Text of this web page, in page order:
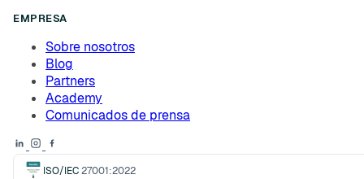
EMPRESA
Sobre nosotros
Blog
Partners
Academy
Comunicados de prensa
ISO/IEC27001:2022